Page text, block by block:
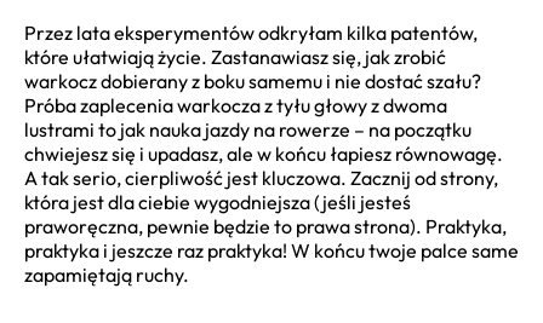
Przez lata eksperymentów odkryłam kilka patentów,
które ułatwiają życie. Zastanawiasz się, jak zrobić
warkocz dobierany z boku samemu i nie dostać szału?
Próba zaplecenia warkocza z tyłu głowy z dwoma
lustrami to jak nauka jazdy na rowerze – na początku
chwiejesz się i upadasz, ale w końcu łapiesz równowagę.
A tak serio, cierpliwość jest kluczowa. Zacznij od strony,
która jest dla ciebie wygodniejsza (jeśli jesteś
praworęczna, pewnie będzie to prawa strona). Praktyka,
praktyka i jeszcze raz praktyka! W końcu twoje palce same
zapamiętają ruchy.